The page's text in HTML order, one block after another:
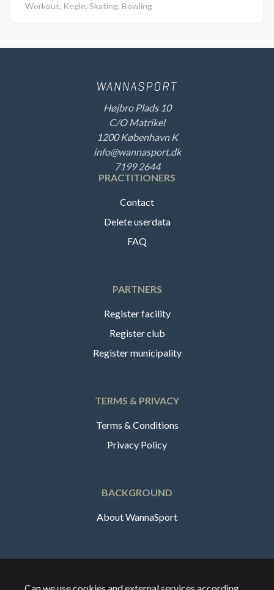
Workout, Kegle, Skating, Bowling
Højbro Plads 10
C/O Matrikel
1200 København K
info@wannasport.dk
7199 2644
PRACTITIONERS
Contact
Delete userdata
FAQ
PARTNERS
Register facility
Register club
Register municipality
TERMS & PRIVACY
Terms & Conditions
Privacy Policy
BACKGROUND
About WannaSport